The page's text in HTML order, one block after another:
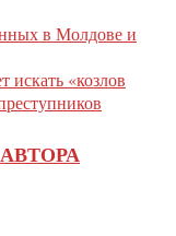
в Молдове и
искать «козлов